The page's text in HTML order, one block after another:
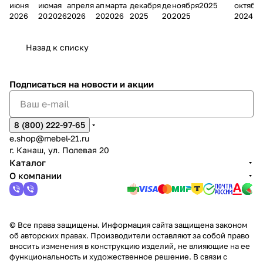
Мело
июня
2026
к
2
июня
2026окс
мая
2026Мело
апреля
2026
А
апреля
2026
в
марта
2026
магаз
декабря
2025
н
декабря
2025
г.
ноября
2025
салона
2025
пер
2024
Назад к списку
Подписаться на новости и акции
8 (800) 222-97-65
e.shop@mebel-21.ru
г. Канаш, ул. Полевая 20
Каталог
О компании
© Все права защищены. Информация сайта защищена законом
об авторских правах. Производители оставляют за собой право
вносить изменения в конструкцию изделий, не влияющие на ее
функциональность и художественное решение. В связи с